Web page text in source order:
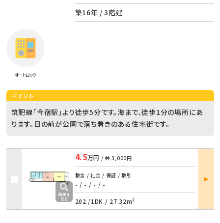
築16年 / 3階建
オートロック
ポイント
筑肥線「今宿駅」より徒歩5分です。海まで、徒歩1分の場所にあ
ります。目の前が公園で落ち着きのある住宅街です。
4.5万円 / 共 3,000円
敷金 / 礼金 / 保証 / 敷引
- / - / - / -
202 /1DK / 27.32m²
部屋
詳細